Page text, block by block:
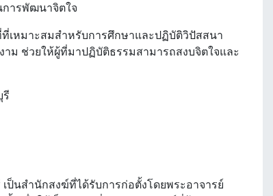
ารพัฒนาจิตใจ
เหมาะสมสำหรับการศึกษาและปฏิบัติวิปัสสนา
าม ช่วยให้ผู้ที่มาปฏิบัติธรรมสามารถสงบจิตใจและ
รี
ป็นสำนักสงฆ์ที่ได้รับการก่อตั้งโดยพระอาจารย์